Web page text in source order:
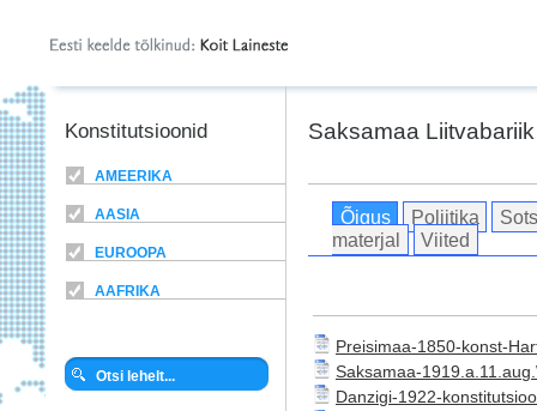
Konstitutsioonid
AMEERIKA
AASIA
EUROOPA
AAFRIKA
Saksamaa Liitvabariik
Õigus Poliitika
materjal
Viited
Preisimaa-1850-konst-
Saksamaa-
Danzigi-1922-